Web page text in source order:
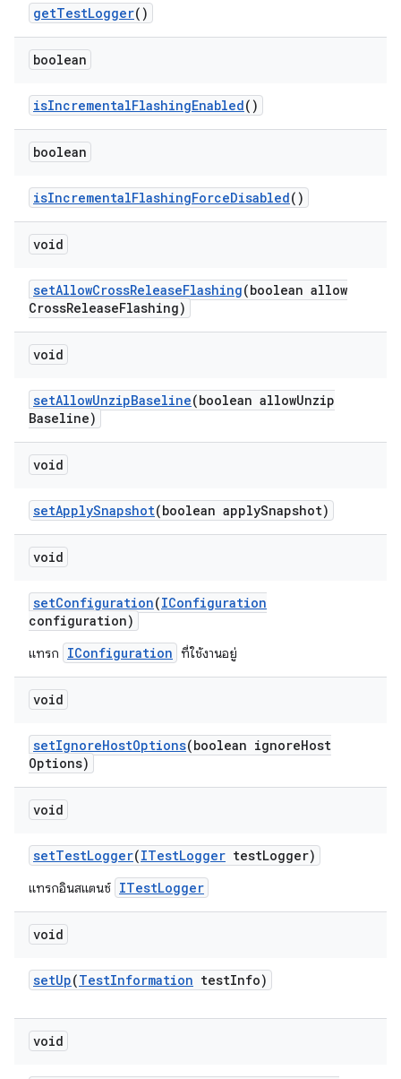
getTestLogger()
boolean
isIncrementalFlashingEnabled()
boolean
isIncrementalFlashingForceDisabled()
void
setAllowCrossReleaseFlashing(boolean allow
CrossReleaseFlashing)
void
setAllowUnzipBaseline(boolean allowUnzip
Baseline)
void
setApplySnapshot(boolean applySnapshot)
void
setConfiguration(IConfiguration
configuration)
แทรก IConfiguration ที่ใช้งานอยู่
void
setIgnoreHostOptions(boolean ignoreHost
Options)
void
setTestLogger(ITestLogger testLogger)
แทรกอินสแตนซ์ ITestLogger
void
setUp(TestInformation testInfo)
void